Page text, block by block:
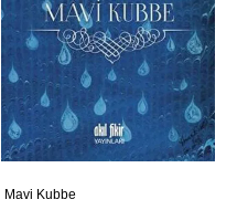
Mavi Kubbe